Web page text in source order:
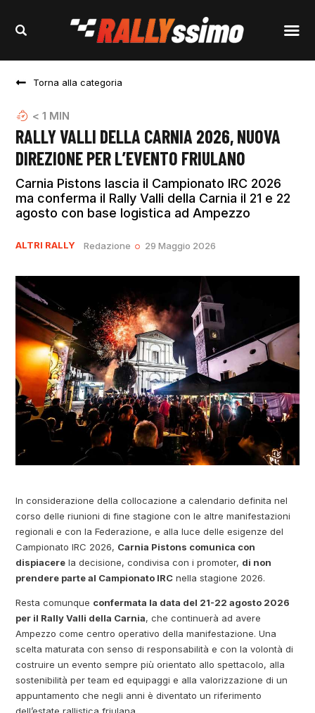
Torna alla categoria
< 1 MIN
RALLY VALLI DELLA CARNIA 2026, NUOVA
DIREZIONE PER L’EVENTO FRIULANO
Carnia Pistons lascia il Campionato IRC 2026
ma conferma il Rally Valli della Carnia il 21 e 22
agosto con base logistica ad Ampezzo
ALTRI RALLY Redazione 29 Maggio 2026
In considerazione della collocazione a calendario definita nel
corso delle riunioni di fine stagione con le altre manifestazioni
regionali e con la Federazione, e alla luce delle esigenze del
Campionato IRC 2026, Carnia Pistons comunica con
dispiacere la decisione, condivisa con i promoter, di non
prendere parte al Campionato IRC nella stagione 2026.
Resta comunque confermata la data del 21-22 agosto 2026
per il Rally Valli della Carnia, che continuerà ad avere
Ampezzo come centro operativo della manifestazione.Una
scelta maturata con senso di responsabilità e con la volontà di
costruire un evento sempre più orientato allo spettacolo, alla
sostenibilità per team ed equipaggi e alla valorizzazione di un
appuntamento che negli anni è diventato un riferimento